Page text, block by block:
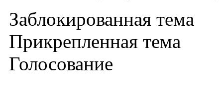
Заблокированная тема
Прикрепленная тема
Голосование